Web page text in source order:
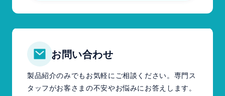
お問い合わせ
製品紹介のみでもお気軽にご相談ください。専門ス
タッフがお客さまの不安やお悩みにお答えします。